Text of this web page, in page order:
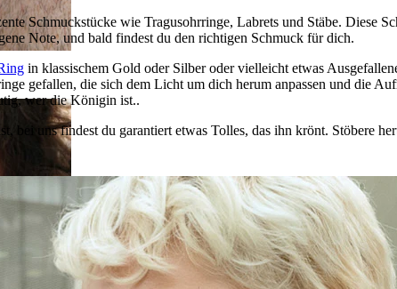
Schmuckstücke wie Tragusohrringe, Labrets und Stäbe. Diese
Note, und bald findest du den richtigen Schmuck für dich.
in klassischem Gold oder Silber oder vielleicht etwas
gefallen, die sich dem Licht um dich herum anpassen und die
wer die Königin ist..
bei uns findest du garantiert etwas Tolles, das ihn krönt. Stöbere